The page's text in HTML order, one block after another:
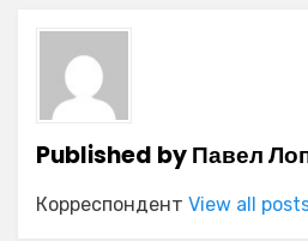
Published byПавел
Корреспондент View all